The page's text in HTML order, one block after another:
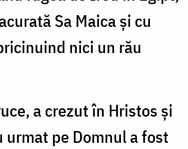
Sa Maica şi cu
nici un rău
a crezut în Hristos şi
urmat pe Domnul a fost